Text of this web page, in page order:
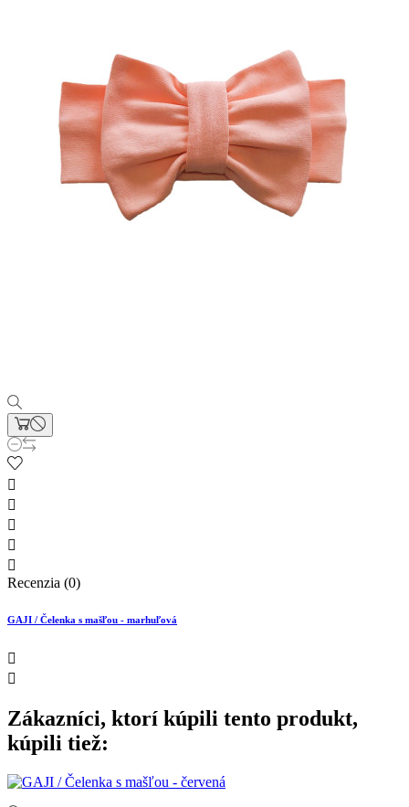





Recenzia (0)
GAJI / Čelenka s mašľou - marhuľová


Zákazníci, ktorí kúpili tento produkt,
kúpili tiež: